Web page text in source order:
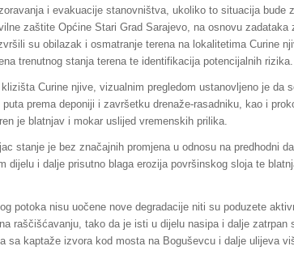
i evakuacije stanovništva, ukoliko to situacija bude
zaštite Općine Stari Grad Sarajevo, na osnovu zadataka
su obilazak i osmatranje terena na lokalitetima Curine
trenutnog stanja terena te identifikacija potencijalnih rizika.
Curine njive, vizualnim pregledom ustanovljeno je da
puta prema deponiji i završetku drenaže-rasadniku, kao i
je blatnjav i mokar uslijed vremenskih prilika.
stanje je bez značajnih promjena u odnosu na predhodni
dijelu i dalje prisutno blaga erozija površinskog sloja te
potoka nisu uočene nove degradacije niti su poduzete
raščišćavanju, tako da je isti u dijelu nasipa i dalje
sa kaptaže izvora kod mosta na Boguševcu i dalje ulijeva